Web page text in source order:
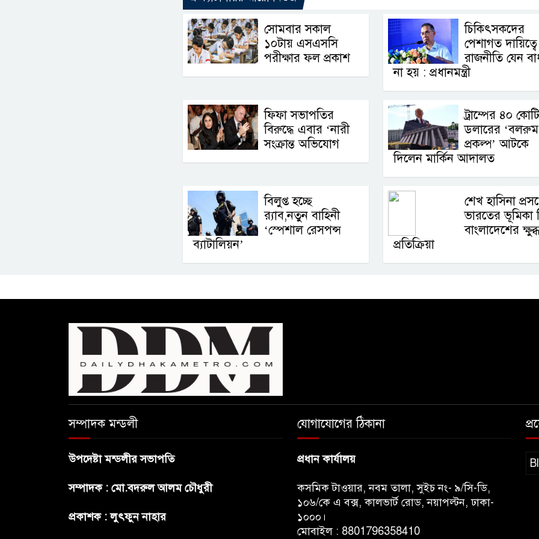
সোমবার সকাল
১০টায় এসএসসি
পরীক্ষার ফল প্রকাশ
চিকিৎসকদের
পেশাগত দায়িত্বে
রাজনীতি যেন
না হয় : প্রধানমন্ত্রী
ফিফা সভাপতির
বিরুদ্ধে এবার ‘নারী
সংক্রান্ত অভিযোগ
ট্রাম্পের ৪০ কোটি
ডলারের ‘বলরুম
প্রকল্প’ আটকে
দিলেন মার্কিন আদালত
বিলুপ্ত হচ্ছে
র‍্যাব,নতুন বাহিনী
‘স্পেশাল রেসপন্স
ব্যাটালিয়ন’
শেখ হাসিনা
ভারতের ভূমিকা
বাংলাদেশের ক্ষুব্ধ
প্রতিক্রিয়া
সম্পাদক মন্ডলী
উপদেষ্টা মন্ডলীর সভাপতি
সম্পাদক : মো.বদরুল আলম চৌধুরী
প্রকাশক : লুৎফুন নাহার
যোগাযোগের ঠিকানা
প্রধান কার্যালয়
কসমিক টাওয়ার, নবম তালা, সুইচ নং- ৯/সি-ডি,
১০৬/কে এ বক্স, কালভার্ট রোড, নয়াপল্টন, ঢাকা-
১০০০।
মোবাইল : 8801796358410